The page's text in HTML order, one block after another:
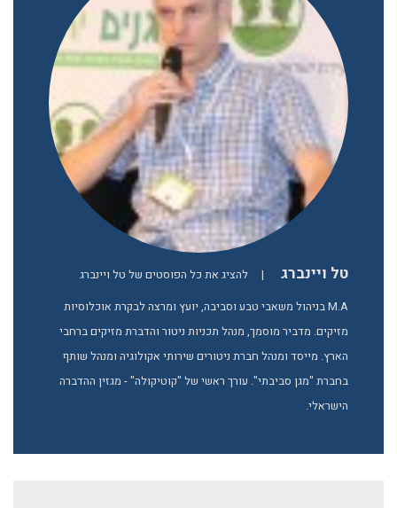
טל ויינברג |
להציג את כל הפוסטים של טל ויינברג
M.A בניהול משאבי טבע וסביבה, יועץ ומרצה לבקרת אוכלוסיות
מזיקים. מדביר מוסמך, מנהל תכניות ניטור והדברת מזיקים ברחבי
הארץ. מייסד ומנהל חברת ניטורים שירותי אקולוגיה ומנהל שותף
בחברת "מגן סביבתי". עורך ראשי של "קוטיקולה" - מגזין ההדברה
הישראלי.